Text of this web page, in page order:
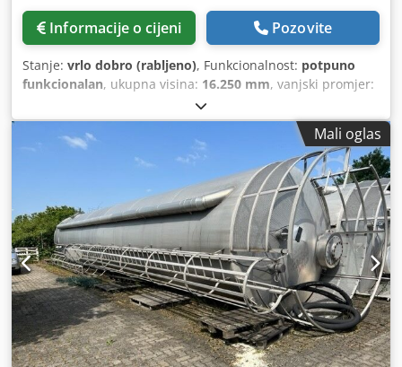
Informacije o cijeni Pozovite
Stanje: vrlo dobro (rabljeno), Funkcionalnost: potpuno
funkcionalan, ukupna visina: 16.250 mm, vanjski promjer:
Mali oglas